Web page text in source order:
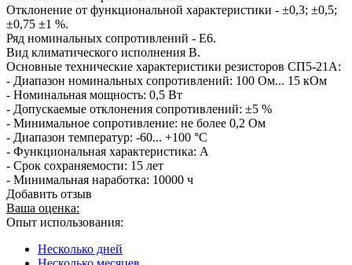
Отклонение от функциональной характеристики - ±0,3; ±0,5;
±0,75 ±1 %.
Ряд номинальных сопротивлений - Е6.
Вид климатического исполнения В.
Основные технические характеристики резисторов СП5-21А:
- Диапазон номинальных сопротивлений: 100 Ом... 15 кОм
- Номинальная мощность: 0,5 Вт
- Допускаемые отклонения сопротивлений: ±5 %
- Минимальное сопротивление: не более 0,2 Ом
- Диапазон температур: -60... +100 °С
- Функциональная характеристика: А
- Срок сохраняемости: 15 лет
- Минимальная наработка: 10000 ч
Добавить отзыв
Ваша оценка:
Опыт использования:
Несколько дней